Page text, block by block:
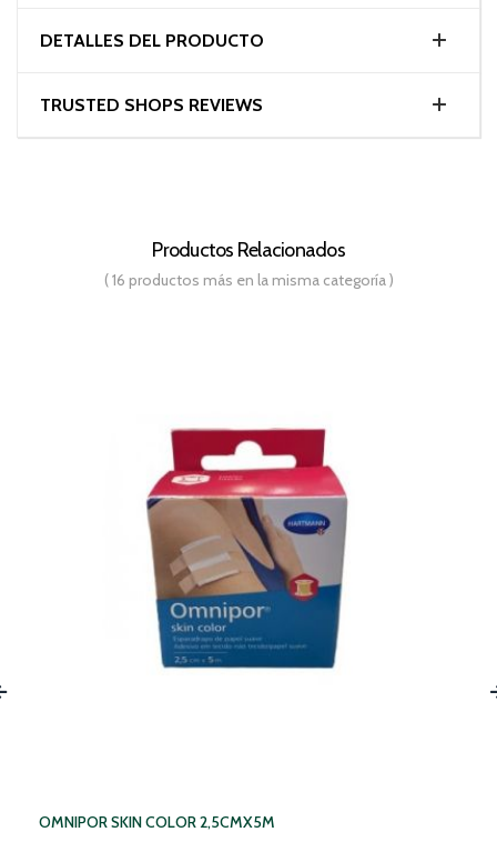
DETALLES DEL PRODUCTO
TRUSTED SHOPS REVIEWS
Productos Relacionados
( 16 productos más en la misma categoría )
OMNIPOR SKIN COLOR 2,5CMX5M